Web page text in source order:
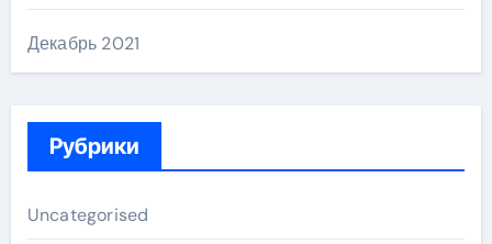
Декабрь 2021
Рубрики
Uncategorised